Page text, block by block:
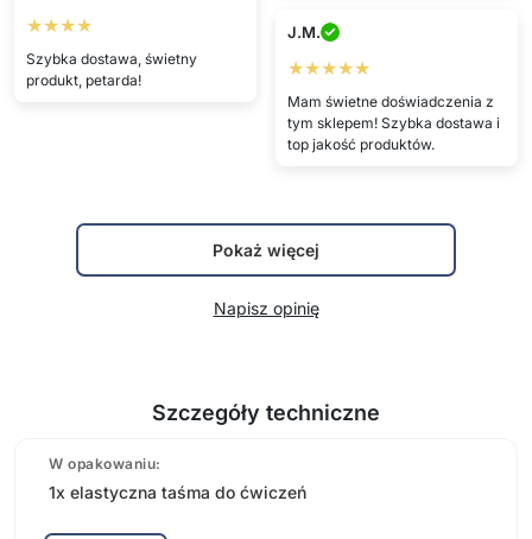
★★★★
Szybka dostawa, świetny
produkt, petarda!
J.M.
★★★★★
Mam świetne doświadczenia z
tym sklepem! Szybka dostawa i
top jakość produktów.
Pokaż więcej
Napisz opinię
Szczegóły techniczne
W opakowaniu:
1x elastyczna taśma do ćwiczeń